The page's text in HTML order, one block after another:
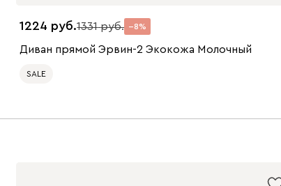
1224 1331 8
Диван прямой Эрвин-2 Экокожа Молочный
SALE